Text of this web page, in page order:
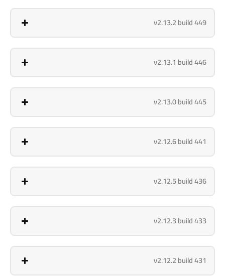
v2.13.2 build 449
v2.13.1 build 446
v2.13.0 build 445
v2.12.6 build 441
v2.12.5 build 436
v2.12.3 build 433
v2.12.2 build 431